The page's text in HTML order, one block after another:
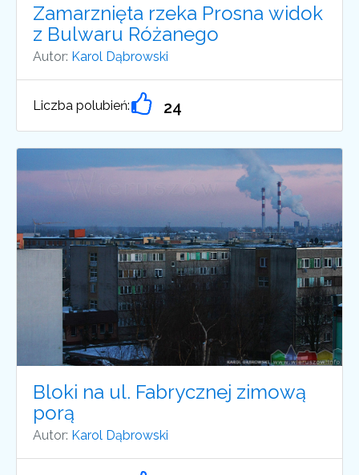
Zamarznięta rzeka Prosna widok
z Bulwaru Różanego
Autor: Karol Dąbrowski
Liczba polubień: 24
Bloki na ul. Fabrycznej zimową
porą
Autor: Karol Dąbrowski